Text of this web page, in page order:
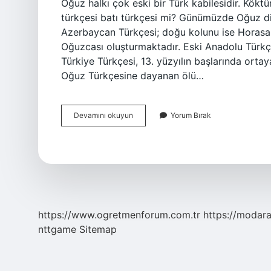
Oğuz halkı çok eski bir Türk kabilesidir.
türkçesi batı türkçesi mi? Günümüzde Oğuz
Azerbaycan Türkçesi; doğu kolunu ise
Oğuzcası oluşturmaktadır. Eski Anadolu
Türkiye Türkçesi, 13. yüzyılın başlarında
Oğuz Türkçesine dayanan ölü…
Devamını okuyun
Türkçesi
Yorum Bırak
https://www.ogretmenforum.com.tr https://
nttgame Sitemap